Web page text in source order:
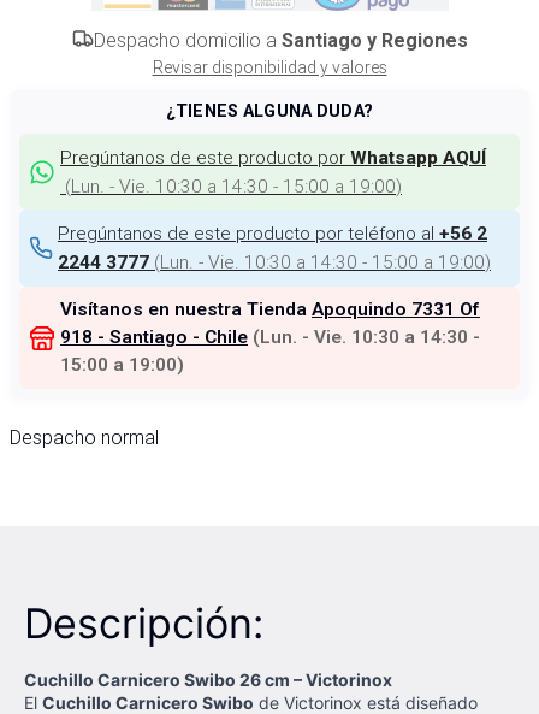
Despacho domicilio a Santiago y Regiones
Revisar disponibilidad y valores
¿TIENES ALGUNA DUDA?
Pregúntanos de este producto por Whatsapp AQUÍ
(Lun. - Vie. 10:30 a 14:30 - 15:00 a 19:00)
Pregúntanos de este producto por teléfono al +56 2
2244 3777 (Lun. - Vie. 10:30 a 14:30 - 15:00 a 19:00)
Visítanos en nuestra Tienda Apoquindo 7331 Of
918 - Santiago - Chile (Lun. - Vie. 10:30 a 14:30 -
15:00 a 19:00)
Despacho normal
Descripción:
Cuchillo Carnicero Swibo 26 cm – Victorinox
El Cuchillo Carnicero Swibo de Victorinox está diseñado